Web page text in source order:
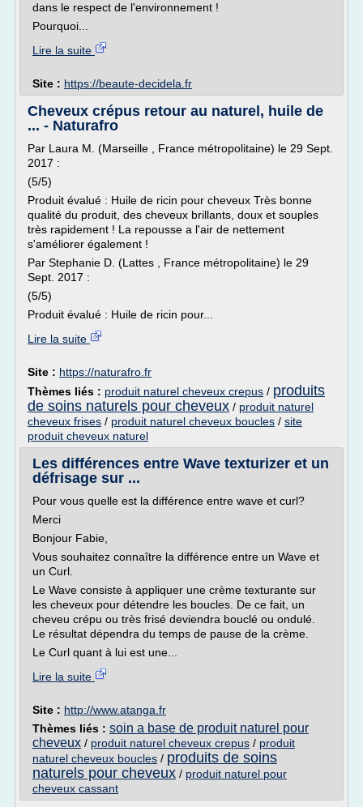
dans le respect de l'environnement !
Pourquoi...
Lire la suite
Site : https://beaute-decidela.fr
Cheveux crépus retour au naturel, huile de
... - Naturafro
Par Laura M. (Marseille , France métropolitaine) le 29 Sept.
2017 :
(5/5)
Produit évalué : Huile de ricin pour cheveux Très bonne
qualité du produit, des cheveux brillants, doux et souples
très rapidement ! La repousse a l'air de nettement
s'améliorer également !
Par Stephanie D. (Lattes , France métropolitaine) le 29
Sept. 2017 :
(5/5)
Produit évalué : Huile de ricin pour...
Lire la suite
Site : https://naturafro.fr
Thèmes liés : produit naturel cheveux crepus / produits
de soins naturels pour cheveux / produit naturel
cheveux frises / produit naturel cheveux boucles / site
produit cheveux naturel
Les différences entre Wave texturizer et un
défrisage sur ...
Pour vous quelle est la différence entre wave et curl?
Merci
Bonjour Fabie,
Vous souhaitez connaître la différence entre un Wave et
un Curl.
Le Wave consiste à appliquer une crème texturante sur
les cheveux pour détendre les boucles. De ce fait, un
cheveu crépu ou très frisé deviendra bouclé ou ondulé.
Le résultat dépendra du temps de pause de la crème.
Le Curl quant à lui est une...
Lire la suite
Site : http://www.atanga.fr
Thèmes liés : soin a base de produit naturel pour
cheveux / produit naturel cheveux crepus / produit
naturel cheveux boucles / produits de soins
naturels pour cheveux / produit naturel pour
cheveux cassant